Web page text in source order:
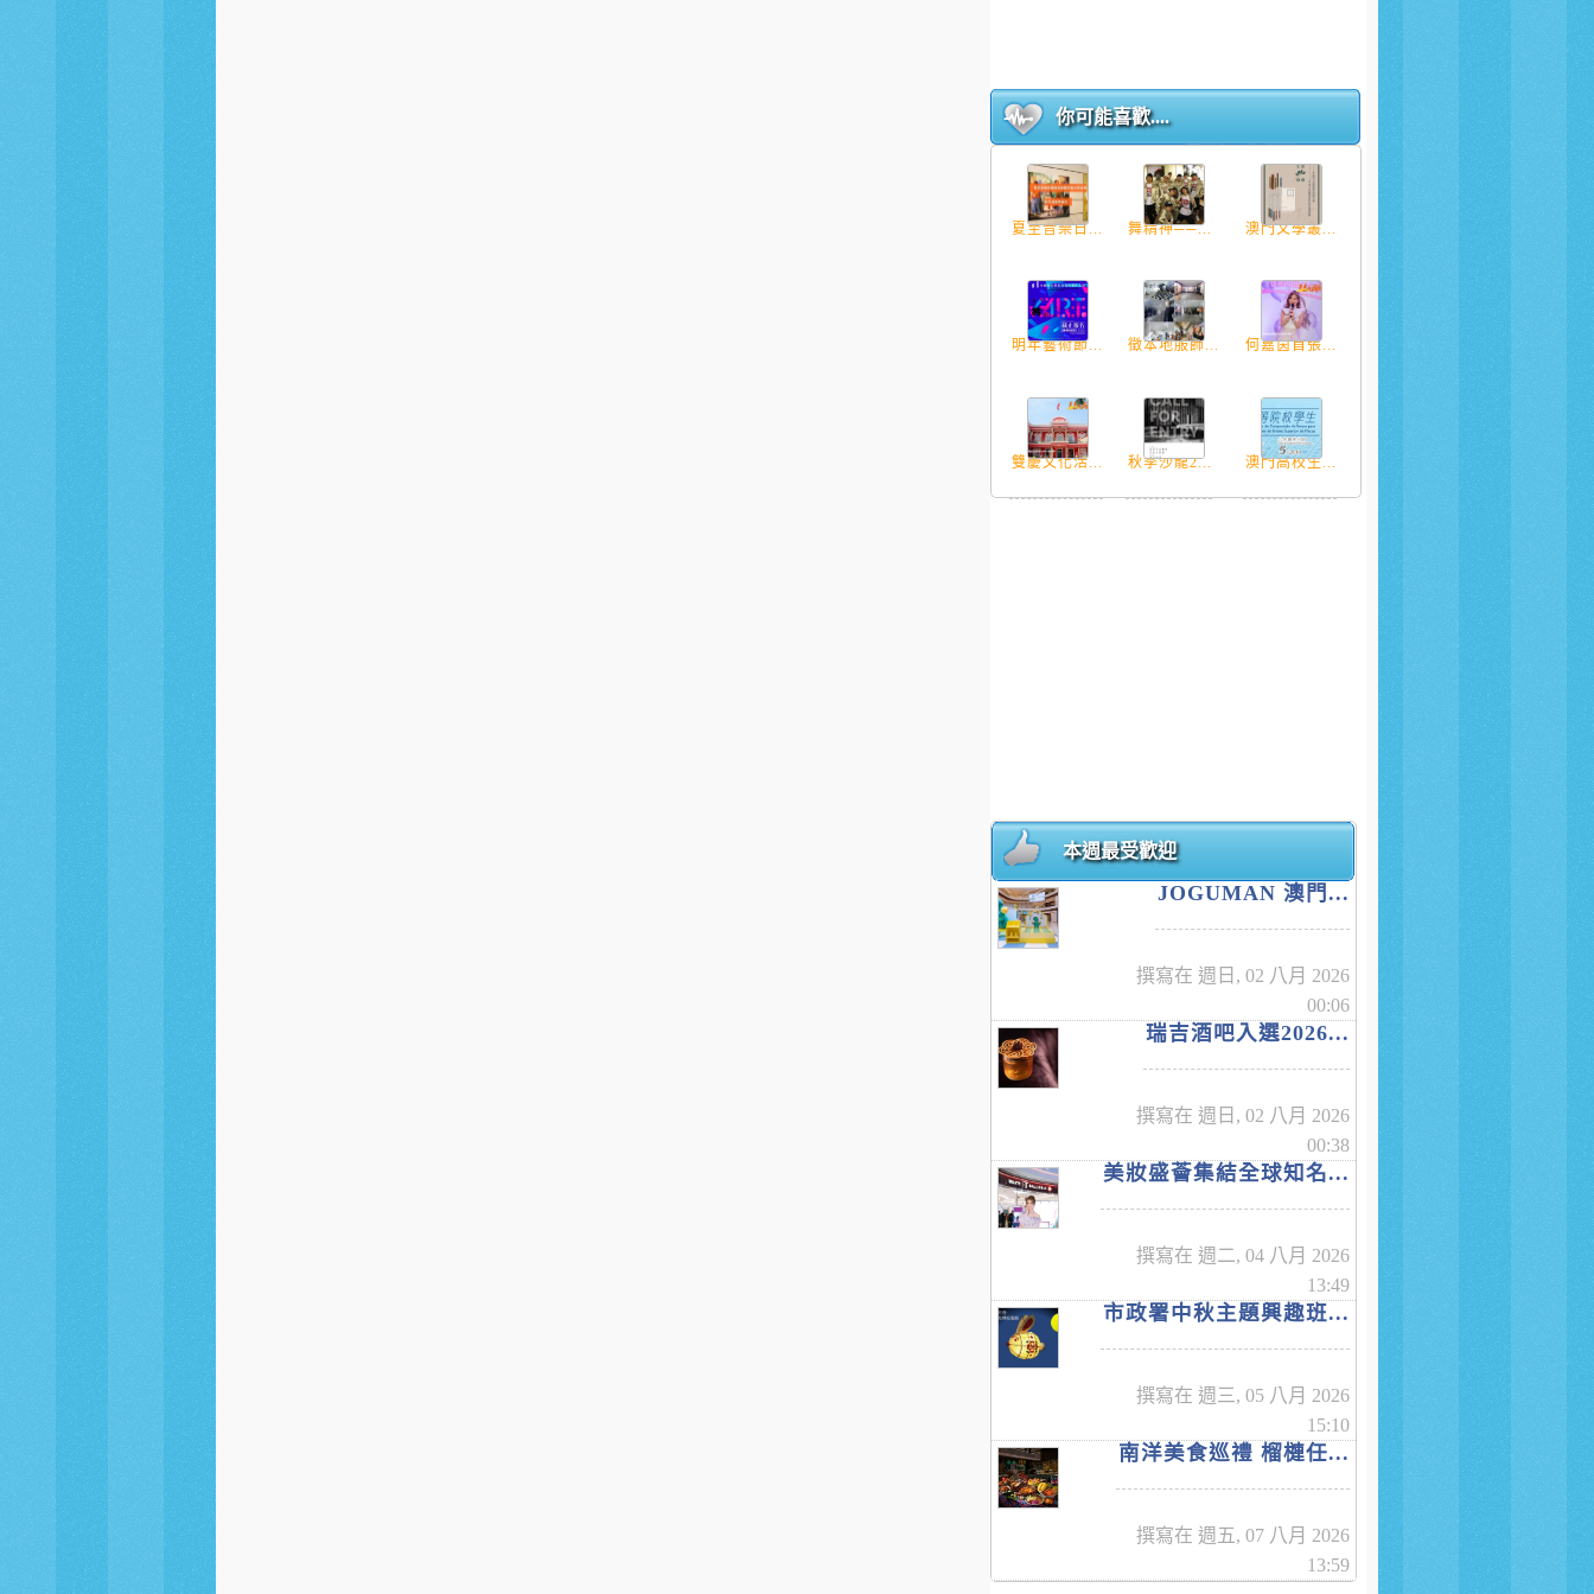
你可能喜歡....
夏至音樂日... 舞精神──... 澳門文學叢...
明年藝術節... 徵本地服飾... 何嘉茵首張...
雙慶文化活... 秋季沙龍2... 澳門高校生...
本週最受歡迎
JOGUMAN 澳門...
撰寫在 週日, 02 八月 2026
00:06
瑞吉酒吧入選2026...
撰寫在 週日, 02 八月 2026
00:38
美妝盛薈集結全球知名...
撰寫在 週二, 04 八月 2026
13:49
市政署中秋主題興趣班...
撰寫在 週三, 05 八月 2026
15:10
南洋美食巡禮 榴槤任...
撰寫在 週五, 07 八月 2026
13:59